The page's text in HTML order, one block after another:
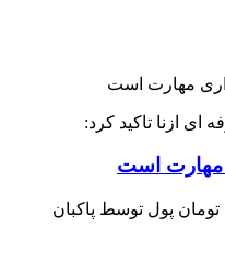
ازنا تاکید کرد:
مهارت است